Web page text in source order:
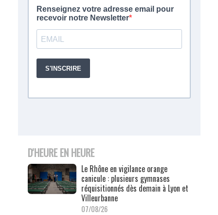
D'HEURE EN HEURE
Le Rhône en vigilance orange
canicule : plusieurs gymnases
réquisitionnés dès demain à Lyon et
Villeurbanne
07/08/26